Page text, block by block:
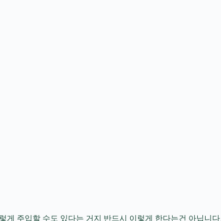
게 주입할 수도 있다는 거지 반드시 이렇게 한다는건 아닙니